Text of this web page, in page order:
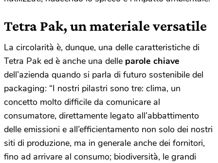
Tetra Pak, un materiale versatile
La circolarità è, dunque, una delle caratteristiche di
Tetra Pak ed è anche una delle parole chiave
dell’azienda quando si parla di futuro sostenibile del
packaging: “I nostri pilastri sono tre: clima, un
concetto molto difficile da comunicare al
consumatore, direttamente legato all’abbattimento
delle emissioni e all’efficientamento non solo dei nostri
siti di produzione, ma in generale anche dei fornitori,
fino ad arrivare al consumo; biodiversità, le grandi